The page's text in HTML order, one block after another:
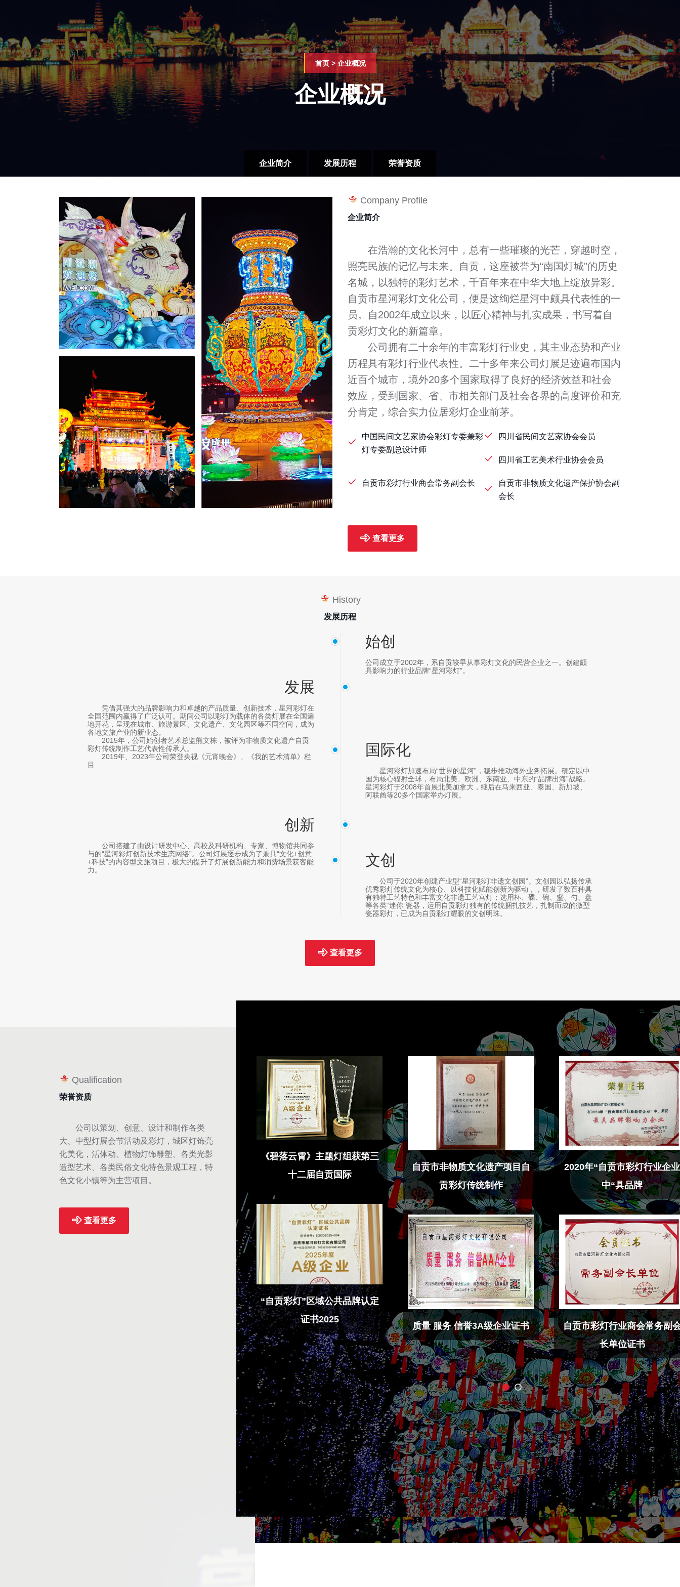
首页 > 企业概况
企业概况
企业简介 发展历程 荣誉资质
Company Profile
企业简介
在浩瀚的文化长河中，总有一些璀璨的光芒，穿越时空，
照亮民族的记忆与未来。自贡，这座被誉为“南国灯城”的历史
名城，以独特的彩灯艺术，千百年来在中华大地上绽放异彩。
自贡市星河彩灯文化公司，便是这绚烂星河中颇具代表性的一
员。自2002年成立以来，以匠心精神与扎实成果，书写着自
贡彩灯文化的新篇章。
公司拥有二十余年的丰富彩灯行业史，其主业态势和产业
历程具有彩灯行业代表性。二十多年来公司灯展足迹遍布国内
近百个城市，境外20多个国家取得了良好的经济效益和社会
效应，受到国家、省、市相关部门及社会各界的高度评价和充
分肯定，综合实力位居彩灯企业前茅。
中国民间文艺家协会彩灯专委兼彩
灯专委副总设计师
四川省民间文艺家协会会员
四川省工艺美术行业协会会员
自贡市彩灯行业商会常务副会长
自贡市非物质文化遗产保护协会副
会长
查看更多
History
发展历程
始创
公司成立于2002年，系自贡较早从事彩灯文化的民营企业之一。创建颇
具影响力的行业品牌“星河彩灯”。
发展
凭借其强大的品牌影响力和卓越的产品质量、创新技术，星河彩灯在
全国范围内赢得了广泛认可。期间公司以彩灯为载体的各类灯展在全国遍
地开花，呈现在城市、旅游景区、文化遗产、文化园区等不同空间，成为
各地文旅产业的新业态。
2015年，公司始创者艺术总监熊文栋，被评为非物质文化遗产自贡
彩灯传统制作工艺代表性传承人。
2019年、2023年公司荣登央视《元宵晚会》、《我的艺术清单》栏
目
国际化
星河彩灯加速布局“世界的星河”，稳步推动海外业务拓展。确定以中
国为核心辐射全球，布局北美、欧洲、东南亚、中东的“品牌出海”战略。
星河彩灯于2008年首展北美加拿大，继后在马来西亚、泰国、新加坡、
阿联酋等20多个国家举办灯展。
创新
公司搭建了由设计研发中心、高校及科研机构、专家、博物馆共同参
与的“星河彩灯创新技术生态网络”。公司灯展逐步成为了兼具“文化+创意
+科技”的内容型文旅项目，极大的提升了灯展创新能力和消费场景获客能
力。
文创
公司于2020年创建产业型“星河彩灯非遗文创园”。文创园以弘扬传承
优秀彩灯传统文化为核心、以科技化赋能创新为驱动，，研发了数百种具
有独特工艺特色和丰富文化非遗工艺宫灯；选用杯、碟、碗、盏、勺、盘
等各类“迷你”瓷器，运用自贡彩灯独有的传统捆扎技艺，扎制而成的微型
瓷器彩灯，已成为自贡彩灯耀眼的文创明珠。
查看更多
Qualification
荣誉资质
公司以策划、创意、设计和制作各类
大、中型灯展会节活动及彩灯，城区灯饰亮
化美化，活体动、植物灯饰雕塑、各类光影
造型艺术、各类民俗文化特色景观工程，特
色文化小镇等为主营项目。
查看更多
》、《凤舞吉祥》
自贡市彩灯工匠劳务品牌联盟
副理事长单位
《碧落云霄》主题灯组获第三
十二届自贡国际
“自贡彩灯”区域公共品牌认定
证书2025
自贡市非物质文化遗产项目自
贡彩灯传统制作
质量 服务 信誉3A级企业证书
2020年“自贡市彩灯行业企业
中“具品牌
自贡市彩灯行业商会常务副
长单位证书